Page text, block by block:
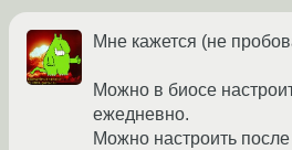
Мне кажется (не
Можно в биосе
ежедневно.
Можно настроить после